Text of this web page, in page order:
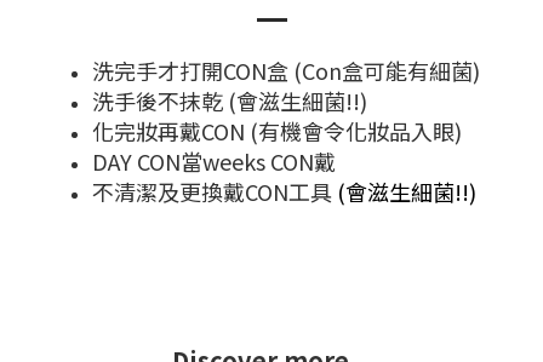
洗完手才打開CON盒 (Con盒可能有細菌)
洗手後不抹乾 (會滋生細菌!!)
化完妝再戴CON (有機會令化妝品入眼)
DAY CON當weeks CON戴
不清潔及更換戴CON工具 (會滋生細菌!!)